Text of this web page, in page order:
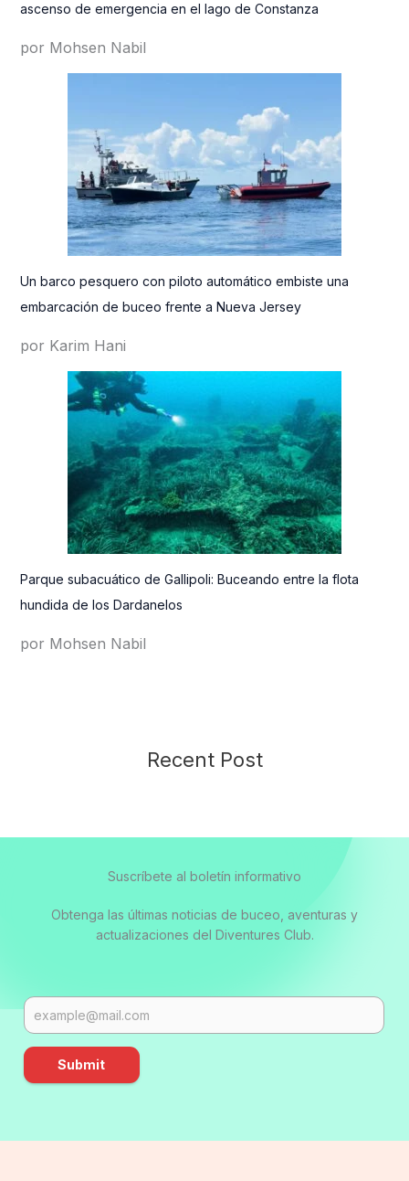
ascenso de emergencia en el lago de Constanza
por Mohsen Nabil
Un barco pesquero con piloto automático embiste una
embarcación de buceo frente a Nueva Jersey
por Karim Hani
Parque subacuático de Gallipoli: Buceando entre la flota
hundida de los Dardanelos
por Mohsen Nabil
Recent Post
Suscríbete al boletín informativo
Obtenga las últimas noticias de buceo, aventuras y
actualizaciones del Diventures Club.
Submit